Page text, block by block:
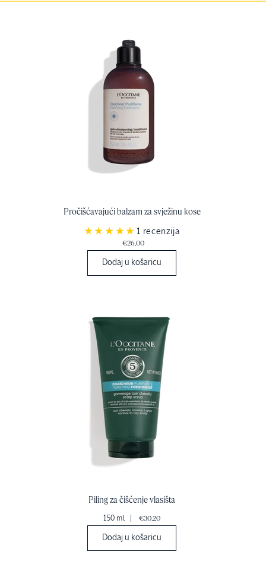
Pročišćavajući balzam za svježinu kose
1 recenzija
€26,00
Dodaj u košaricu
Piling za čišćenje vlasišta
150 ml €30,20
Dodaj u košaricu